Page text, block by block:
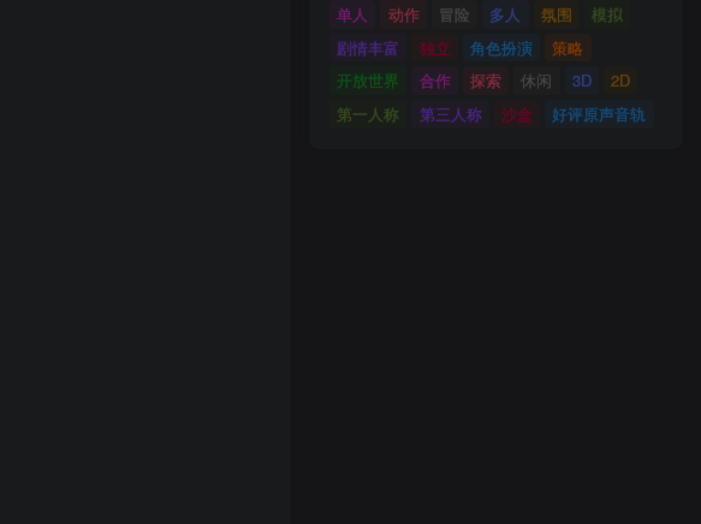
单人 动作 冒险 多人 氛围
模拟
剧情丰富
独立 角色扮演
策略
开放世界
合作 探索 休闲 3D
2D
第一人称
第三人称 沙盒 好评原声音轨